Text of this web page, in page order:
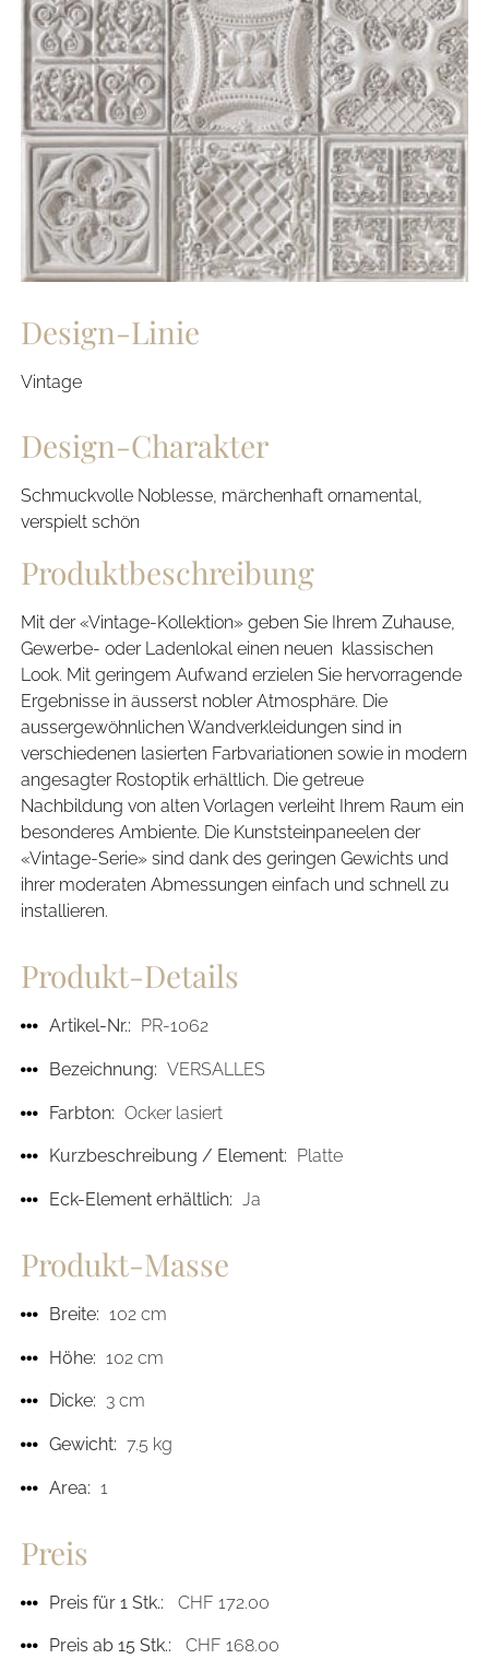
Design-Linie
Vintage
Design-Charakter
Schmuckvolle Noblesse, märchenhaft ornamental,
verspielt schön
Produktbeschreibung
Mit der «Vintage-Kollektion» geben Sie Ihrem Zuhause,
Gewerbe- oder Ladenlokal einen neuen  klassischen
Look. Mit geringem Aufwand erzielen Sie hervorragende
Ergebnisse in äusserst nobler Atmosphäre. Die
aussergewöhnlichen Wandverkleidungen sind in
verschiedenen lasierten Farbvariationen sowie in modern
angesagter Rostoptik erhältlich. Die getreue
Nachbildung von alten Vorlagen verleiht Ihrem Raum ein
besonderes Ambiente. Die Kunststeinpaneelen der
«Vintage-Serie» sind dank des geringen Gewichts und
ihrer moderaten Abmessungen einfach und schnell zu
installieren.
Produkt-Details
Artikel-Nr.: PR-1062
Bezeichnung: VERSALLES
Farbton: Ocker lasiert
Kurzbeschreibung / Element: Platte
Eck-Element erhältlich: Ja
Produkt-Masse
Breite: 102 cm
Höhe: 102 cm
Dicke: 3 cm
Gewicht: 7.5 kg
Area: 1
Preis
Preis für 1 Stk.: CHF 172.00
Preis ab 15 Stk.: CHF 168.00